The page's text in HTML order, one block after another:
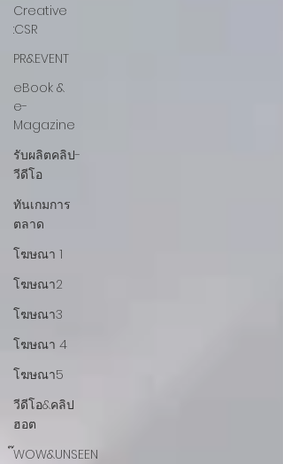
Creative
:CSR
PR&EVENT
eBook &
e-
Magazine
รับผลิตคลิป-
วีดีโอ
ทันเกมการ
ตลาด
โฆษณา 1
โฆษณา2
โฆษณา3
โฆษณา 4
โฆษณา5
วีดีโอ&คลิป
ฮอต
๊WOW&UNSEEN